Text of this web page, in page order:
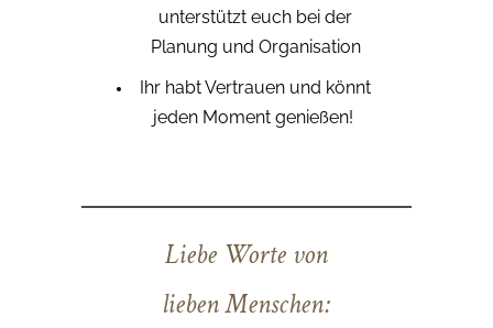
unterstützt euch bei der
Planung und Organisation
Ihr habt Vertrauen und könnt
jeden Moment genießen!
Liebe Worte von
lieben Menschen: